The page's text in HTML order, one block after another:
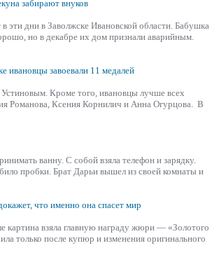
забирают внуков
эти дни в Заволжске Ивановской области. Бабушка
но в декабре их дом признали аварийным.
ивановцы завоевали 11 медалей
Кроме того, ивановцы лучше всех
Романова, Ксения Корнилич и Анна Огурцова. В
ванну. С собой взяла телефон и зарядку.
пробки. Брат Дарьи вышел из своей комнаты и
что именно она спасет мир
картина взяла главную награду жюри — «Золотого
только после купюр и изменения оригинального